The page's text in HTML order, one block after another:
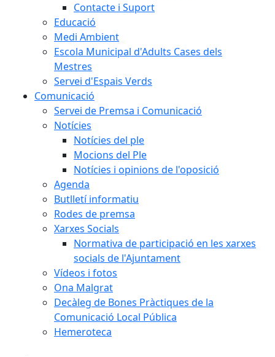
Contacte i Suport
Educació
Medi Ambient
Escola Municipal d'Adults Cases dels
Mestres
Servei d'Espais Verds
Comunicació
Servei de Premsa i Comunicació
Notícies
Notícies del ple
Mocions del Ple
Notícies i opinions de l'oposició
Agenda
Butlletí informatiu
Rodes de premsa
Xarxes Socials
Normativa de participació en les xarxes
socials de l'Ajuntament
Vídeos i fotos
Ona Malgrat
Decàleg de Bones Pràctiques de la
Comunicació Local Pública
Hemeroteca